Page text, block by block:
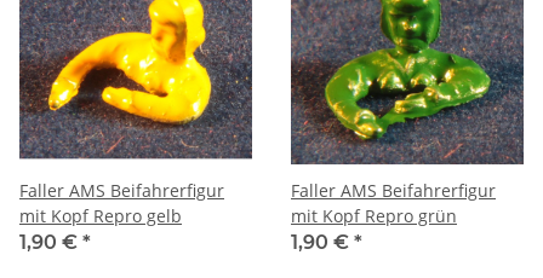
Faller AMS Beifahrerfigur
mit Kopf Repro gelb
1,90 € *
Faller AMS Beifahrerfigur
mit Kopf Repro grün
1,90 € *